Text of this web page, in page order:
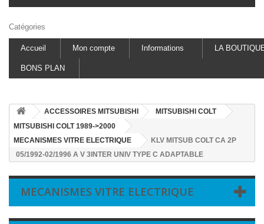
Catégories
Accueil Mon compte Informations LA
BONS PLAN
ACCESSOIRES MITSUBISHI
MITSUBISHI COLT
MITSUBISHI COLT 1989->2000
MECANISMES VITRE ELECTRIQUE
KLV MITSUB COLT CA 2P
05/1992-02/1996 A V 3INTER UNIV TYPE C ADAPTABLE
MECANISMES VITRE ELECTRIQUE